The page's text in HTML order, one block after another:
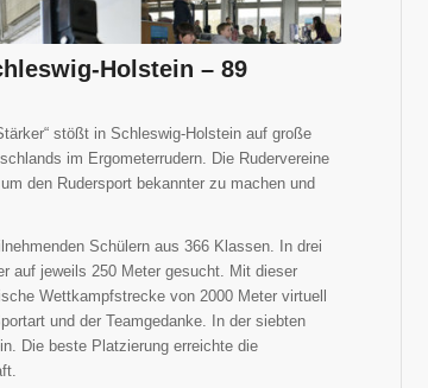
Holstein – 89
stößt in Schleswig-Holstein auf große
im Ergometerrudern. Die Rudervereine
den Rudersport bekannter zu machen und
Schülern aus 366 Klassen. In drei
auf jeweils 250 Meter gesucht. Mit dieser
Wettkampfstrecke von 2000 Meter virtuell
und der Teamgedanke. In der siebten
Die beste Platzierung erreichte die